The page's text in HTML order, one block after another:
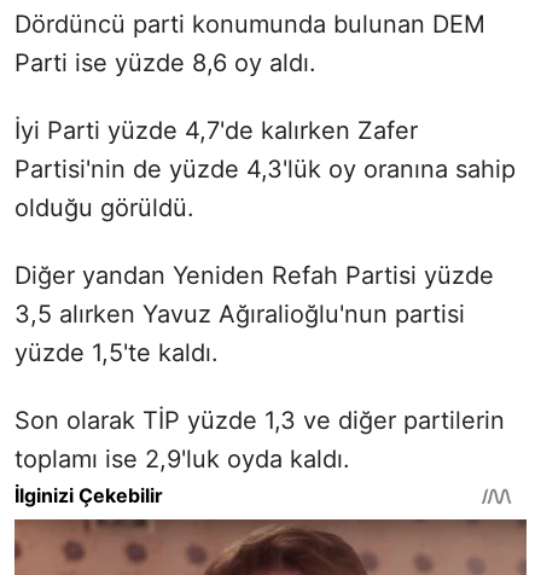
Dördüncü parti konumunda bulunan DEM
Parti ise yüzde 8,6 oy aldı.
İyi Parti yüzde 4,7'de kalırken Zafer
Partisi'nin de yüzde 4,3'lük oy oranına sahip
olduğu görüldü.
Diğer yandan Yeniden Refah Partisi yüzde
3,5 alırken Yavuz Ağıralioğlu'nun partisi
yüzde 1,5'te kaldı.
Son olarak TİP yüzde 1,3 ve diğer partilerin
toplamı ise 2,9'luk oyda kaldı.